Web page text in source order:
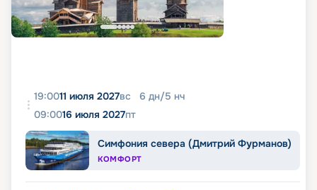
19:0011 июля 2027вс 6 дн/5 нч
09:0016 июля 2027пт
Симфония севера (Дмитрий Фурманов)
КОМФОРТ